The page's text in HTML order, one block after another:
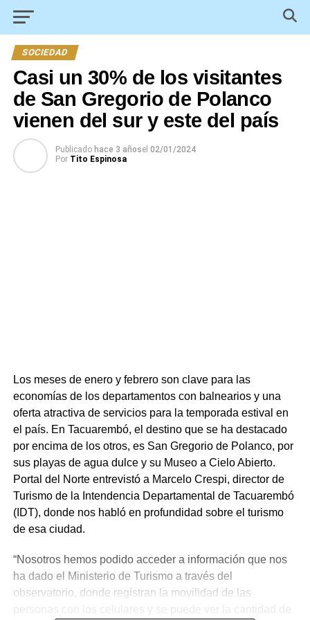
SOCIEDAD
Casi un 30% de los visitantes
de San Gregorio de Polanco
vienen del sur y este del país
Publicado hace 3 añosel 02/01/2024
Por Tito Espinosa
Los meses de enero y febrero son clave para las
economías de los departamentos con balnearios y una
oferta atractiva de servicios para la temporada estival en
el país. En Tacuarembó, el destino que se ha destacado
por encima de los otros, es San Gregorio de Polanco, por
sus playas de agua dulce y su Museo a Cielo Abierto.
Portal del Norte entrevistó a Marcelo Crespi, director de
Turismo de la Intendencia Departamental de Tacuarembó
(IDT), donde nos habló en profundidad sobre el turismo
de esa ciudad.
“Nosotros hemos podido acceder a información que nos
ha dado el Ministerio de Turismo a través del
observatorio, donde registran la movilidad de las